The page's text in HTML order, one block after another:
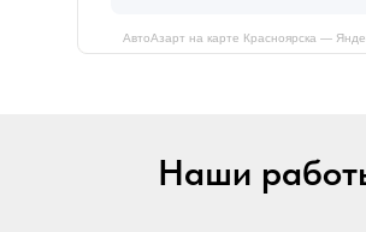
АвтоАзарт на карте Красноярска —
Наши